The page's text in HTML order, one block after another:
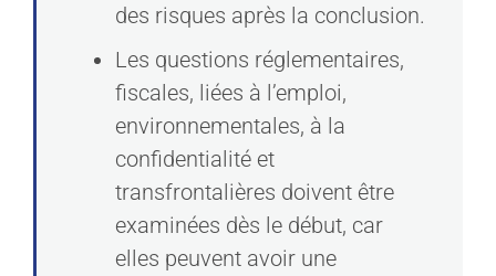
des risques après la conclusion.
Les questions réglementaires,
fiscales, liées à l’emploi,
environnementales, à la
confidentialité et
transfrontalières doivent être
examinées dès le début, car
elles peuvent avoir une